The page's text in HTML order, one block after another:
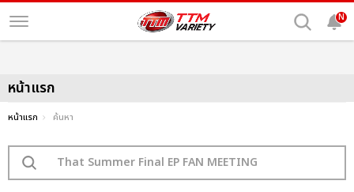
N
หน้าแรก
หน้าแรก ค้นหา